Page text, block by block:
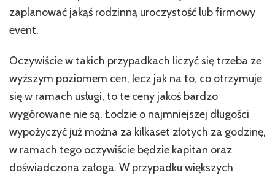
zaplanować jakąś rodzinną uroczystość lub firmowy
event.
Oczywiście w takich przypadkach liczyć się trzeba ze
wyższym poziomem cen, lecz jak na to, co otrzymuje
się w ramach usługi, to te ceny jakoś bardzo
wygórowane nie są. Łodzie o najmniejszej długości
wypożyczyć już można za kilkaset złotych za godzinę,
w ramach tego oczywiście będzie kapitan oraz
doświadczona załoga. W przypadku większych